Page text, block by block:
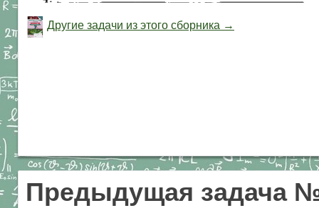
Другие задачи из этого сборника →
Предыдущая задача